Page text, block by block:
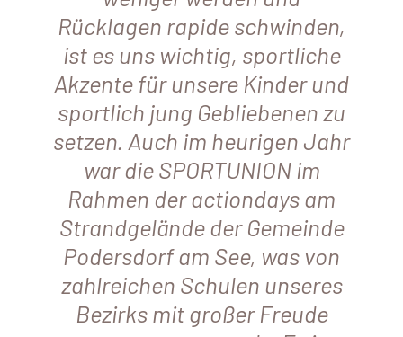
Rücklagen rapide schwinden,
ist es uns wichtig, sportliche
Akzente für unsere Kinder und
sportlich jung Gebliebenen zu
setzen. Auch im heurigen Jahr
war die SPORTUNION im
Rahmen der actiondays am
Strandgelände der Gemeinde
Podersdorf am See, was von
zahlreichen Schulen unseres
Bezirks mit großer Freude